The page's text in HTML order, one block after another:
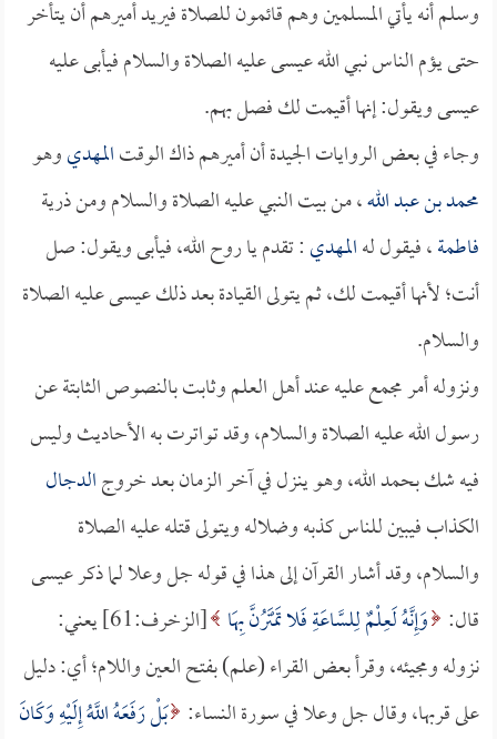
وسلم أنه يأتي المسلمين وهم قائمون للصلاة فيريد أميرهم أن يتأخر
حتى يؤم الناس نبي الله عيسى عليه الصلاة والسلام فيأبى عليه
عيسى ويقول: إنها أقيمت لك فصل بهم.
وجاء في بعض الروايات الجيدة أن أميرهم ذاك الوقتالمهديوهو
محمد بن عبد الله، من بيت النبي عليه الصلاة والسلام ومن ذرية
فاطمة، فيقول لهالمهدي: تقدم يا روح الله، فيأبى ويقول: صل
أنت؛ لأنها أقيمت لك، ثم يتولى القيادة بعد ذلك عيسى عليه الصلاة
والسلام.
ونزوله أمر مجمع عليه عند أهل العلم وثابت بالنصوص الثابتة عن
رسول الله عليه الصلاة والسلام، وقد تواترت به الأحاديث وليس
فيه شك بحمد الله، وهو ينزل في آخر الزمان بعد خروجالدجال
الكذاب فيبين للناس كذبه وضلاله ويتولى قتله عليه الصلاة
والسلام، وقد أشار القرآن إلى هذا في قوله جل وعلا لما ذكر عيسى
قال: وَإِنَّهُ لَعِلْمٌ لِلسَّاعَةِ فَلا تَمْتَرُنَّ بِهَا
[الزخرف:61] يعني:
نزوله ومجيئه، وقرأ بعض القراء (علم) بفتح العين واللام؛ أي: دليل
على قربها، وقال جل وعلا في سورة النساء: بَلْ رَفَعَهُ اللَّهُ إِلَيْهِ وَكَانَ